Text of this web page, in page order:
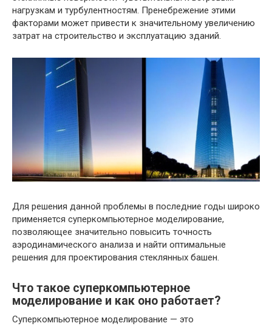
нагрузкам и турбулентностям. Пренебрежение этими
факторами может привести к значительному увеличению
затрат на строительство и эксплуатацию зданий.
Для решения данной проблемы в последние годы широко
применяется суперкомпьютерное моделирование,
позволяющее значительно повысить точность
аэродинамического анализа и найти оптимальные
решения для проектирования стеклянных башен.
Что такое суперкомпьютерное
моделирование и как оно работает?
Суперкомпьютерное моделирование — это